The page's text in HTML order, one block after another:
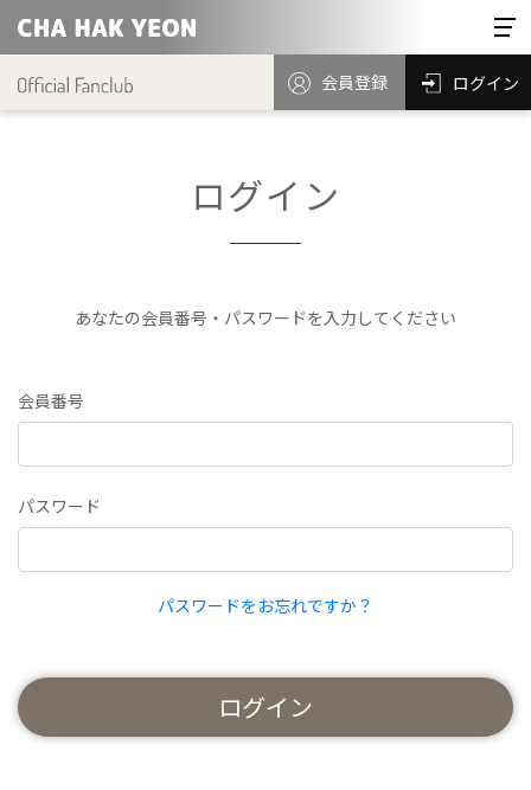
会員登録 ログイン
ログイン
あなたの会員番号・パスワードを入力してください
会員番号
パスワード
パスワードをお忘れですか？
ログイン